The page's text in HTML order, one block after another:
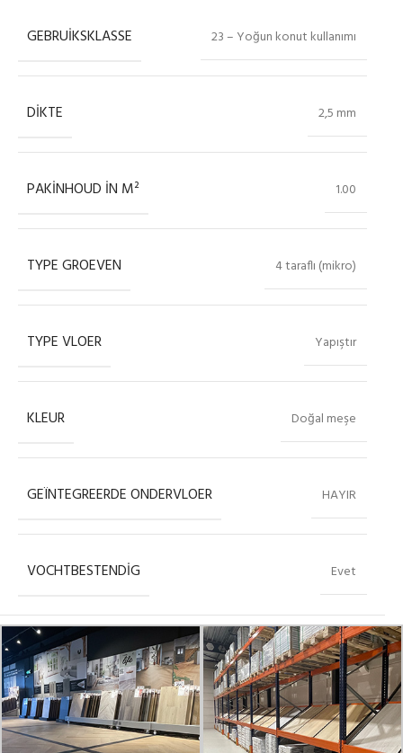
GEBRUIKSKLASSE 23 – Yoğun konut kullanımı
DIKTE 2,5 mm
PAKINHOUD IN M² 1.00
TYPE GROEVEN 4 taraflı (mikro)
TYPE VLOER Yapıştır
KLEUR Doğal meşe
GEÏNTEGREERDE ONDERVLOER HAYIR
VOCHTBESTENDIG Evet